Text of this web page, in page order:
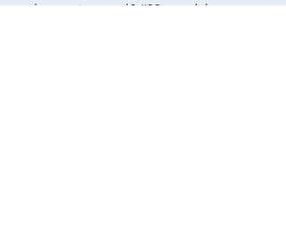
et le sentiment d&#39;accablement